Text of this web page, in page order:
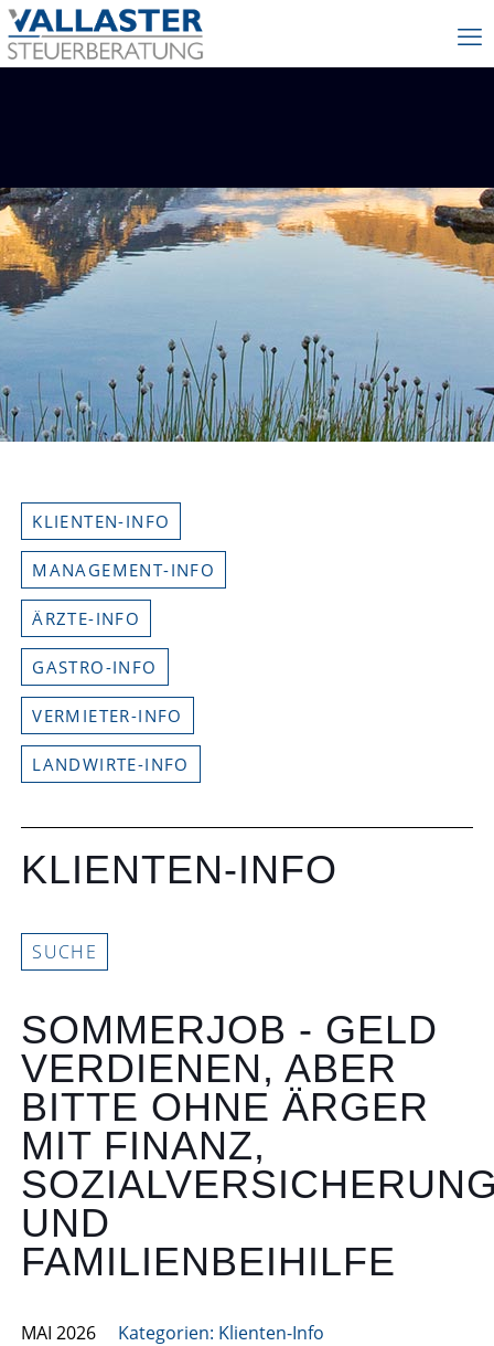
KLIENTEN-INFO
MANAGEMENT-INFO
ÄRZTE-INFO
GASTRO-INFO
VERMIETER-INFO
LANDWIRTE-INFO
KLIENTEN-INFO
SUCHE
SOMMERJOB - GELD
VERDIENEN, ABER
BITTE OHNE ÄRGER
MIT FINANZ,
UND
FAMILIENBEIHILFE
MAI 2026 Kategorien: Klienten-Info